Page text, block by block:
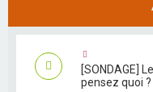
[SONDAGE]
pensez quoi ?